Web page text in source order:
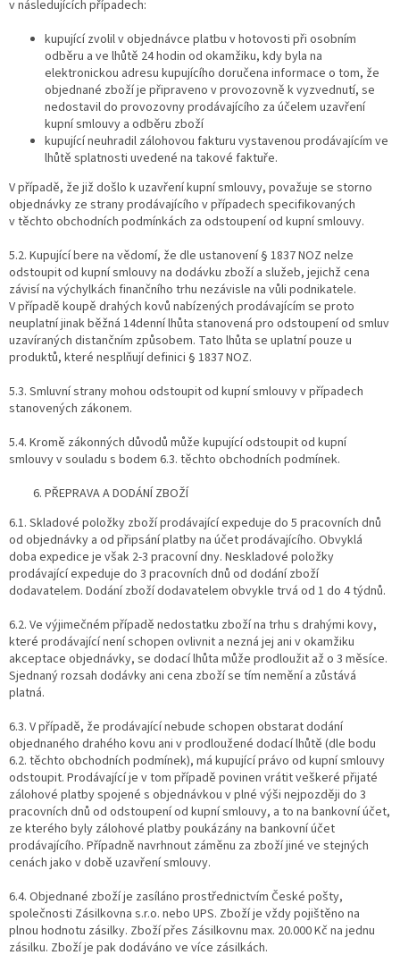
v následujících případech:
kupující zvolil v objednávce platbu v hotovosti při osobním
odběru a ve lhůtě 24 hodin od okamžiku, kdy byla na
elektronickou adresu kupujícího doručena informace o tom, že
objednané zboží je připraveno v provozovně k vyzvednutí, se
nedostavil do provozovny prodávajícího za účelem uzavření
kupní smlouvy a odběru zboží
kupující neuhradil zálohovou fakturu vystavenou prodávajícím ve
lhůtě splatnosti uvedené na takové faktuře.
V případě, že již došlo k uzavření kupní smlouvy, považuje se storno
objednávky ze strany prodávajícího v případech specifikovaných
v těchto obchodních podmínkách za odstoupení od kupní smlouvy.
5.2. Kupující bere na vědomí, že dle ustanovení § 1837 NOZ nelze
odstoupit od kupní smlouvy na dodávku zboží a služeb, jejichž cena
závisí na výchylkách finančního trhu nezávisle na vůli podnikatele.
V případě koupě drahých kovů nabízených prodávajícím se proto
neuplatní jinak běžná 14denní lhůta stanovená pro odstoupení od smluv
uzavíraných distančním způsobem. Tato lhůta se uplatní pouze u
produktů, které nesplňují definici § 1837 NOZ.
5.3. Smluvní strany mohou odstoupit od kupní smlouvy v případech
stanovených zákonem.
5.4. Kromě zákonných důvodů může kupující odstoupit od kupní
smlouvy v souladu s bodem 6.3. těchto obchodních podmínek.
PŘEPRAVA A DODÁNÍ ZBOŽÍ
6.1. Skladové položky zboží prodávající expeduje do 5 pracovních dnů
od objednávky a od připsání platby na účet prodávajícího. Obvyklá
doba expedice je však 2-3 pracovní dny. Neskladové položky
prodávající expeduje do 3 pracovních dnů od dodání zboží
dodavatelem. Dodání zboží dodavatelem obvykle trvá od 1 do 4 týdnů.
6.2. Ve výjimečném případě nedostatku zboží na trhu s drahými kovy,
které prodávající není schopen ovlivnit a nezná jej ani v okamžiku
akceptace objednávky, se dodací lhůta může prodloužit až o 3 měsíce.
Sjednaný rozsah dodávky ani cena zboží se tím nemění a zůstává
platná.
6.3. V případě, že prodávající nebude schopen obstarat dodání
objednaného drahého kovu ani v prodloužené dodací lhůtě (dle bodu
6.2. těchto obchodních podmínek), má kupující právo od kupní smlouvy
odstoupit. Prodávající je v tom případě povinen vrátit veškeré přijaté
zálohové platby spojené s objednávkou v plné výši nejpozději do 3
pracovních dnů od odstoupení od kupní smlouvy, a to na bankovní účet,
ze kterého byly zálohové platby poukázány na bankovní účet
prodávajícího. Případně navrhnout záměnu za zboží jiné ve stejných
cenách jako v době uzavření smlouvy.
6.4. Objednané zboží je zasíláno prostřednictvím České pošty,
společnosti Zásilkovna s.r.o. nebo UPS. Zboží je vždy pojištěno na
plnou hodnotu zásilky. Zboží přes Zásilkovnu max. 20.000 Kč na jednu
zásilku. Zboží je pak dodáváno ve více zásilkách.